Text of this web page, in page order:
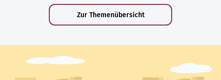
Zur Themenübersicht